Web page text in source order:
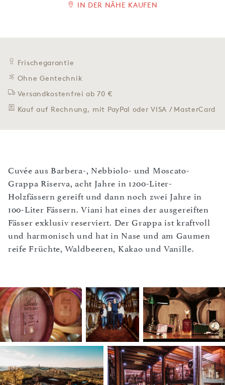
IN DER NÄHE KAUFEN
Frischegarantie
Ohne Gentechnik
Versandkostenfrei ab 70 €
Kauf auf Rechnung, mit PayPal oder VISA / MasterCard
Cuvée aus Barbera-, Nebbiolo- und Moscato-
Grappa Riserva, acht Jahre in 1200-Liter-
Holzfässern gereift und dann noch zwei Jahre in
100-Liter Fässern. Viani hat eines der ausgereiften
Fässer exklusiv reserviert. Der Grappa ist kraftvoll
und harmonisch und hat in Nase und am Gaumen
reife Früchte, Waldbeeren, Kakao und Vanille.